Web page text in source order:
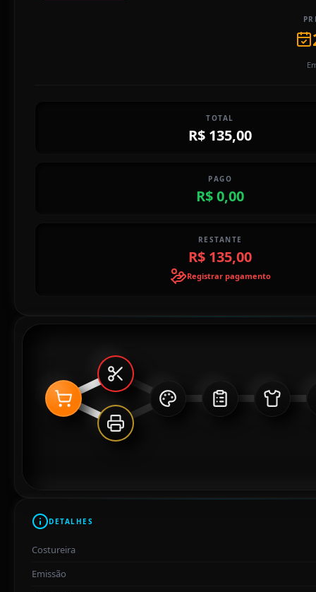
TOTAL
R$ 135,00
PAGO
R$ 0,00
RESTANTE
R$ 135,00
Registrar pagamento
DETALHES
Costureira
Emissão